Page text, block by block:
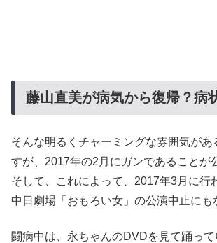
藤山直美が病気から復帰？病
そんな明るくチャーミングな雰囲気があ
すが、2017年の2月にガンであることが
そして、これによって、2017年3月に行
中日劇場「おもろい女」の公演中止にも
闘病中は、永ちゃんのDVDを見て踊って